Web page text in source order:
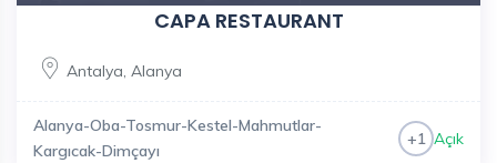
CAPA RESTAURANT
Antalya, Alanya
Alanya-Oba-Tosmur-Kestel-Mahmutlar-
Kargıcak-Dimçayı
+1 Açık